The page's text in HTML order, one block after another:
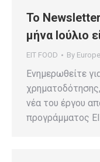
To
μήνα Ιούλιο
EIT FOOD By
Ενημερωθείτε
νέα του έργου
προγράμματος